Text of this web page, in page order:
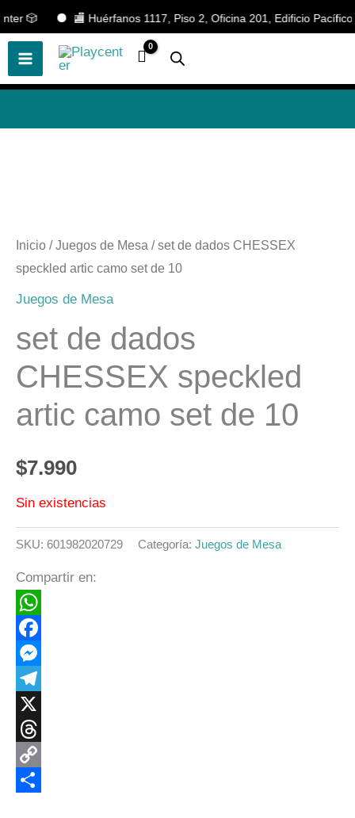
🎲 🏬 Huérfanos 1117, Piso 2, Oficina 201, Edificio Pacífico.
al
contenido
Inicio /Juegos de Mesa / set de dados CHESSEX
speckled artic camo set de 10
Juegos de Mesa
set de dados
CHESSEX speckled
artic camo set de 10
$7.990
Sin existencias
SKU: 601982020729 Categoría: Juegos de Mesa
Compartir en:
WhatsApp
Facebook
Messenger
Telegram
X
Threads
Copy
🎲
¡Descubre nuestras increíbles
ofertas!🎲
📢 ¡OFERTAS! 🔥